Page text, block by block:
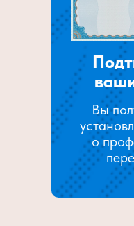
Вы
о